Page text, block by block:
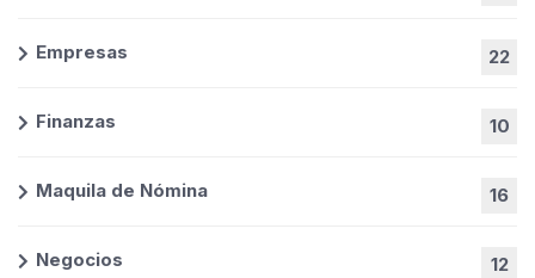
Empresas 22
Finanzas 10
Maquila de Nómina 16
Negocios 12